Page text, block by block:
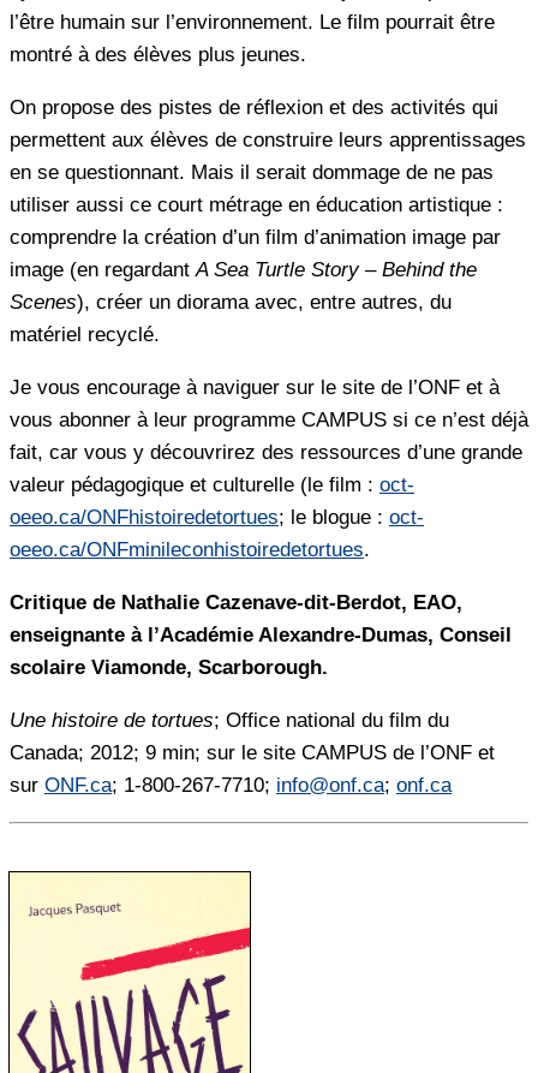
l’être humain sur l’environnement. Le film pourrait être
montré à des élèves plus jeunes.
On propose des pistes de réflexion et des activités qui
permettent aux élèves de construire leurs apprentissages
en se questionnant. Mais il serait dommage de ne pas
utiliser aussi ce court métrage en éducation artistique :
comprendre la création d’un film d’animation image par
image (en regardantA Sea Turtle Story – Behind the
Scenes), créer un diorama avec, entre autres, du
matériel recyclé.
Je vous encourage à naviguer sur le site de l’ONF et à
vous abonner à leur programme CAMPUS si ce n’est déjà
fait, car vous y découvrirez des ressources d’une grande
valeur pédagogique et culturelle (le film : oct-
oeeo.ca/ONFhistoiredetortues; le blogue : oct-
oeeo.ca/ONFminileconhistoiredetortues.
Critique de Nathalie Cazenave-dit-Berdot, EAO,
enseignante à l’Académie Alexandre-Dumas, Conseil
scolaire Viamonde, Scarborough.
Une histoire de tortues; Office national du film du
Canada; 2012; 9 min; sur le site CAMPUS de l’ONF et
sur ONF.ca; 1-800-267-7710; info@onf.ca; onf.ca